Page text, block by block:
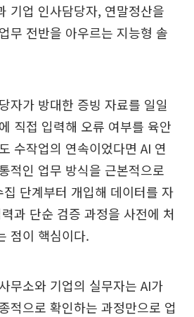
기업 인사담당자, 연말정산을
무 전반을 아우르는 지능형 솔
자가 방대한 증빙 자료를 일일
직접 입력해 오류 여부를 육안
수작업의 연속이었다면 AI 연
적인 업무 방식을 근본적으로
단계부터 개입해 데이터를 자
과 단순 검증 과정을 사전에 처
점이 핵심이다.
무소와 기업의 실무자는 AI가
적으로 확인하는 과정만으로 업